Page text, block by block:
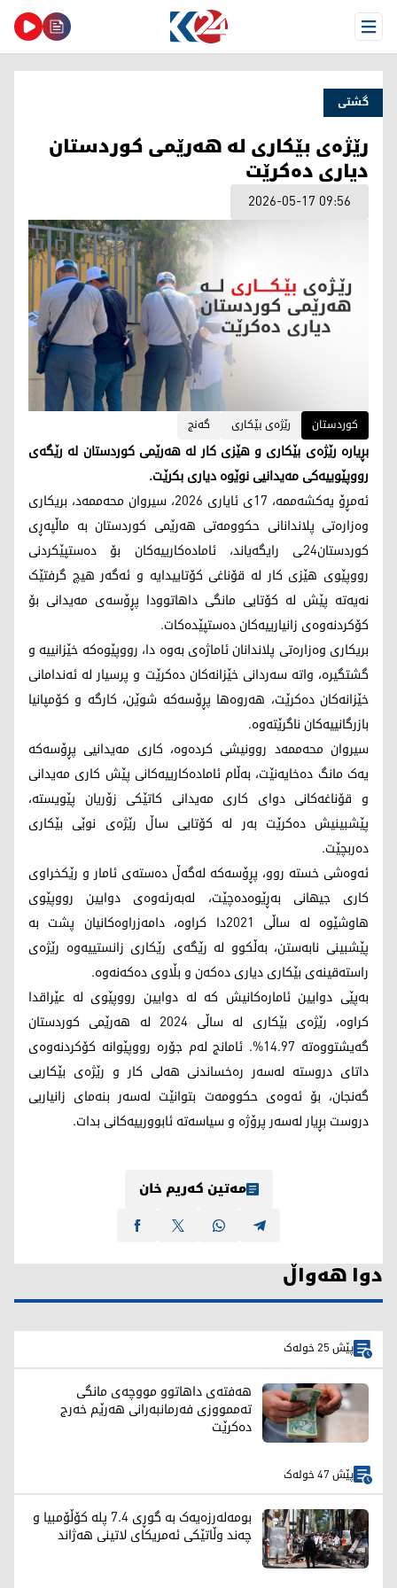
Open Menu
گشتی
رێژەی بێکاری لە هەرێمی کوردستان
دیاری دەکرێت
2026-05-17 09:56
کوردستان رێژەی بێکاری گەنج
بڕیارە رێژەی بێکاری و هێزی کار لە هەرێمی کوردستان لە رێگەی
رووپێوییەکی مەیدانیی نوێوە دیاری بکرێت.
ئەمڕۆ یەکشەممە، 17ی ئایاری 2026، سیروان محەممەد، بریکاری
وەزارەتی پلاندانانی حکوومەتی هەرێمی کوردستان بە ماڵپەڕی
کوردستان24ـی رایگەیاند، ئامادەکارییەکان بۆ دەستپێکردنی
رووپێوی هێزی کار لە قۆناغی کۆتاییدایە و ئەگەر هیچ گرفتێک
نەیەتە پێش لە کۆتایی مانگی داهاتوودا پڕۆسەی مەیدانی بۆ
کۆکردنەوەی زانیارییەکان دەستپێدەکات.
بریکاری وەزارەتی پلاندانان ئاماژەی بەوە دا، رووپێوەکە خێزانییە و
گشتگیرە، واتە سەردانی خێزانەکان دەکرێت و پرسیار لە ئەندامانی
خێزانەکان دەکرێت، هەروەها پڕۆسەکە شوێن، کارگە و کۆمپانیا
بازرگانییەکان ناگرێتەوە.
سیروان محەممەد روونیشی کردەوە، کاری مەیدانیی پڕۆسەکە
یەک مانگ دەخایەنێت، بەڵام ئامادەکارییەکانی پێش کاری مەیدانی
و قۆناغەکانی دوای کاری مەیدانی کاتێکی زۆریان پێویستە،
پێشبینیش دەکرێت بەر لە کۆتایی ساڵ رێژەی نوێی بێکاری
دەربچێت.
ئەوەشی خستە روو، پڕۆسەکە لەگەڵ دەستەی ئامار و رێکخراوی
کاری جیهانی بەڕێوەدەچێت، لەبەرئەوەی دوایین رووپێوی
هاوشێوە لە ساڵی 2021دا کراوە، دامەزراوەکانیان پشت بە
پێشبینی نابەستن، بەڵکوو لە رێگەی رێکاری زانستییەوە رێژەی
راستەقینەی بێکاری دیاری دەکەن و بڵاوی دەکەنەوە.
بەپێی دوایین ئامارەکانیش کە لە دوایین رووپێوی لە عێراقدا
کراوە، رێژەی بێکاری لە ساڵی 2024 لە هەرێمی کوردستان
گەیشتووەتە 14.97%. ئامانج لەم جۆرە رووپێوانە کۆکردنەوەی
داتای دروستە لەسەر رەخساندنی هەلی کار و رێژەی بێکاریی
گەنجان، بۆ ئەوەی حکوومەت بتوانێت لەسەر بنەمای زانیاریی
دروست بڕیار لەسەر پرۆژە و سیاسەتە ئابوورییەکانی بدات.
مەتین کەریم خان
دوا هەواڵ
پێش 25 خولەک
هەفتەی داهاتوو مووچەی مانگی
تەممووزی فەرمانبەرانی هەرێم خەرج
دەکرێت
پێش 47 خولەک
بومەلەرزەیەک بە گوڕی 7.4 پلە کۆڵۆمبیا و
چەند وڵاتێکی ئەمریکای لاتینی هەژاند